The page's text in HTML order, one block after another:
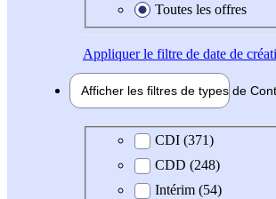
Toutes les offres
Appliquerle filtre de date de
Afficher les filtres de types de
Type de contratCDI (371)
CDD (248)
Intérim (54)